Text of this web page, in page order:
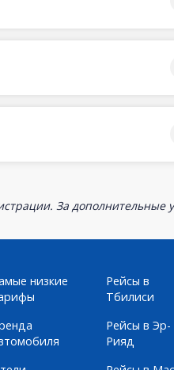
За дополнительные
низкие
Рейсы в
Тбилиси
Рейсы в Эр-
Рияд